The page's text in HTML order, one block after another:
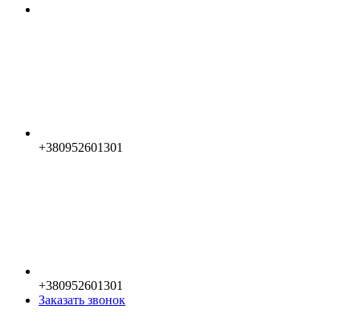
+380952601301
+380952601301
Заказать звонок